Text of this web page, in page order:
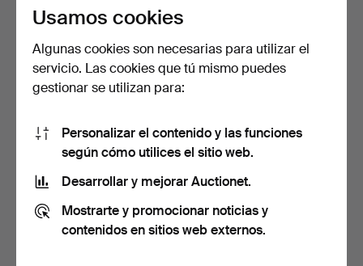
50.
Subastado 6 oct 2024
fabricación tard…
Subastado 20 ago 2023
Usamos cookies
Algunas cookies son necesarias para utilizar el
servicio. Las cookies que tú mismo puedes
gestionar se utilizan para:
Personalizar el contenido y las funciones
según cómo utilices el sitio web.
Desarrollar y mejorar Auctionet.
Mostrarte y promocionar noticias y
contenidos en sitios web externos.